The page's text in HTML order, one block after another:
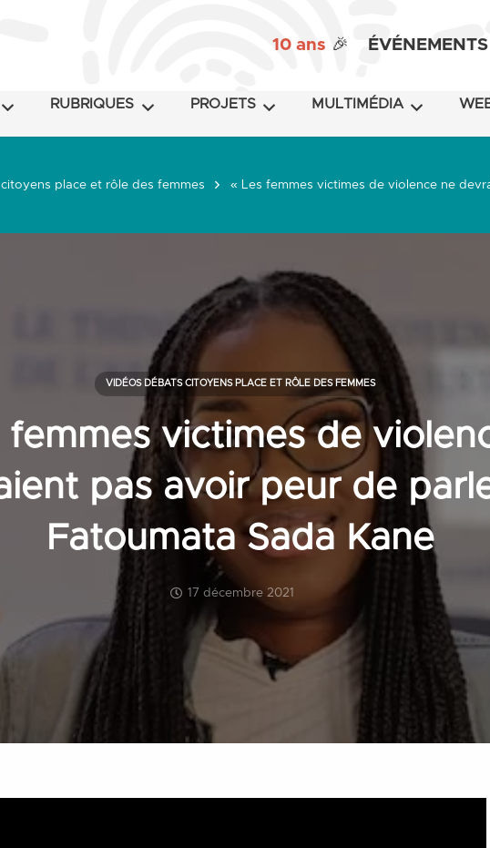
10 ans 🎉 ÉVÉNEMENTS
RUBRIQUES PROJETS MULTIMÉDIA
place et rôle des femmes « Les femmes victimes de violence ne
femmes victimes de
pas avoir peur de
Fatoumata Sada Kane
17 décembre 2021
VIDÉOS DÉBATS CITOYENS PLACE ET RÔLE DES FEMMES